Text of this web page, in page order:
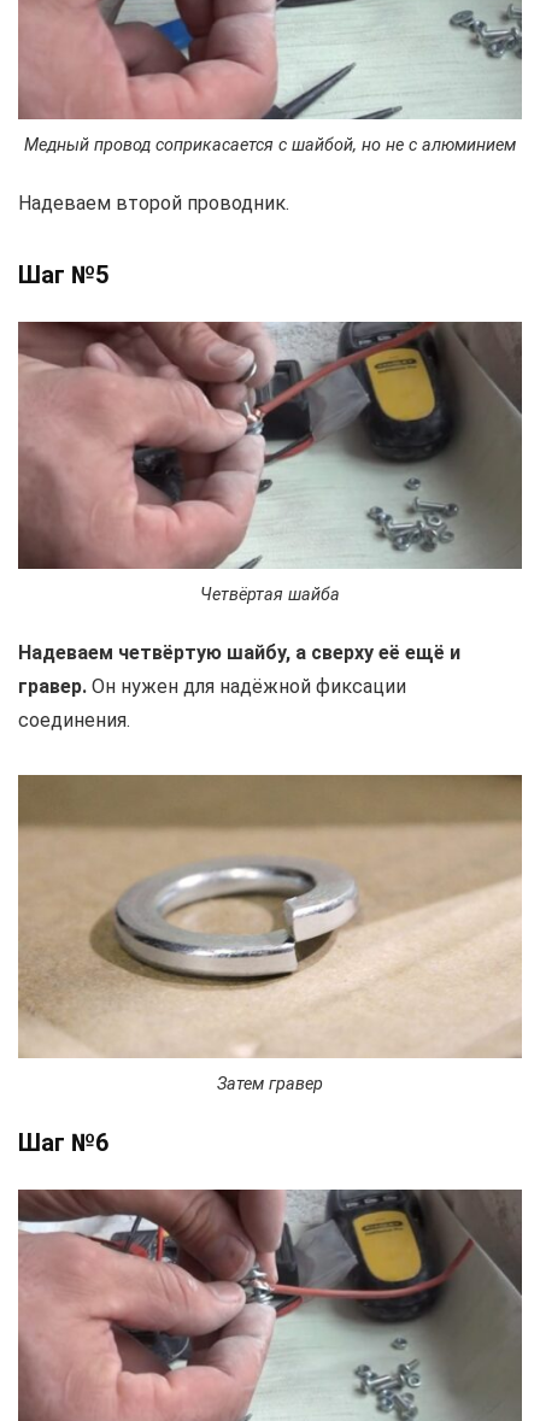
Медный провод соприкасается с шайбой, но не с алюминием
Надеваем второй проводник.
Шаг №5
Четвёртая шайба
Надеваем четвёртую шайбу, а сверху её ещё и
гравер. Он нужен для надёжной фиксации
соединения.
Затем гравер
Шаг №6